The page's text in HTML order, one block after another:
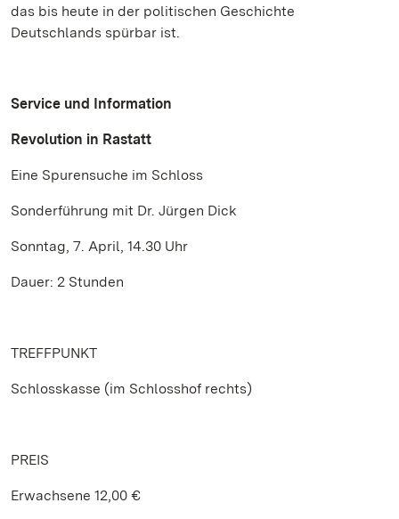
das bis heute in der politischen Geschichte
Deutschlands spürbar ist.
Service und Information
Revolution in Rastatt
Eine Spurensuche im Schloss
Sonderführung mit Dr. Jürgen Dick
Sonntag, 7. April, 14.30 Uhr
Dauer: 2 Stunden
TREFFPUNKT
Schlosskasse (im Schlosshof rechts)
PREIS
Erwachsene 12,00 €